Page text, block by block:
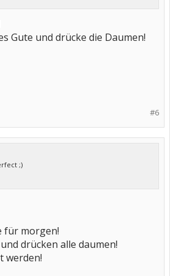
Gute und drücke die Daumen!
#6
;)
für morgen!
drücken alle daumen!
werden!